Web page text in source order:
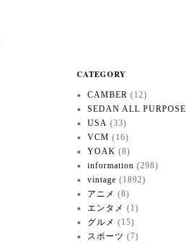
CATEGORY
CAMBER (12)
SEDAN ALL PURPOSE
USA (33)
VCM (16)
YOAK (8)
information (298)
vintage (1892)
アニメ (8)
エンタメ (1)
グルメ (15)
スポーツ (7)